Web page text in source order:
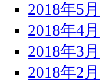
2018年5月
2018年4月
2018年3月
2018年2月